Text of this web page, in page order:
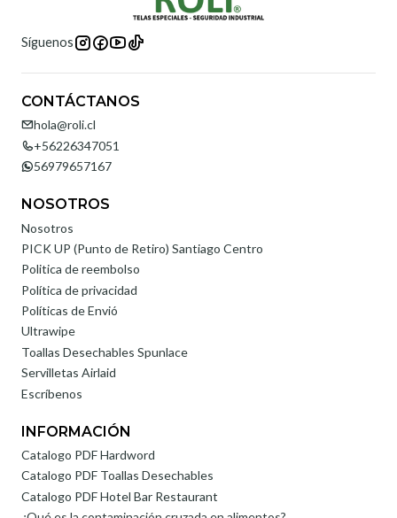
Síguenos
CONTÁCTANOS
hola@roli.cl
+56226347051
56979657167
NOSOTROS
Nosotros
PICK UP (Punto de Retiro) Santiago Centro
Politica de reembolso
Política de privacidad
Políticas de Envió
Ultrawipe
Toallas Desechables Spunlace
Servilletas Airlaid
Escríbenos
INFORMACIÓN
Catalogo PDF Hardword
Catalogo PDF Toallas Desechables
Catalogo PDF Hotel Bar Restaurant